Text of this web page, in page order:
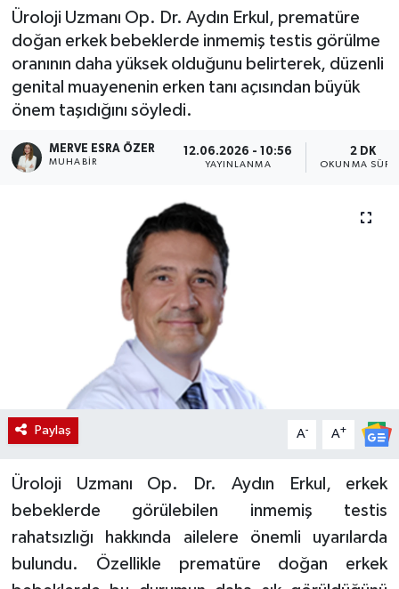
Üroloji Uzmanı Op. Dr. Aydın Erkul, prematüre
doğan erkek bebeklerde inmemiş testis görülme
oranının daha yüksek olduğunu belirterek, düzenli
genital muayenenin erken tanı açısından büyük
önem taşıdığını söyledi.
MERVE ESRA ÖZER
MUHABIR
12.06.2026 - 10:56
YAYINLANMA
2 DK
OKUNMA
Paylaş A- A+
Üroloji Uzmanı Op. Dr. Aydın Erkul, erkek
bebeklerde görülebilen inmemiş testis
rahatsızlığı hakkında ailelere önemli uyarılarda
bulundu. Özellikle prematüre doğan erkek
Son Dakika Haberleri
Haber Arşivi